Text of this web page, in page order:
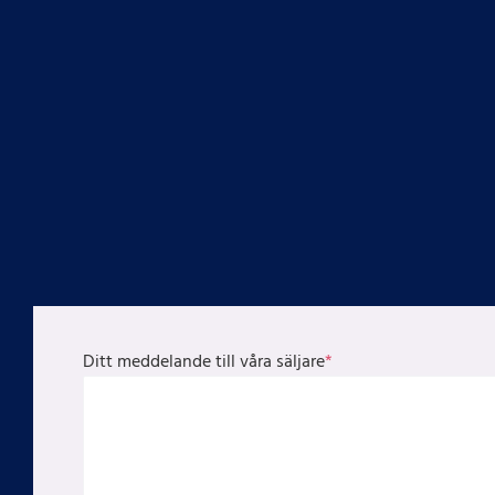
Ditt meddelande till våra säljare*